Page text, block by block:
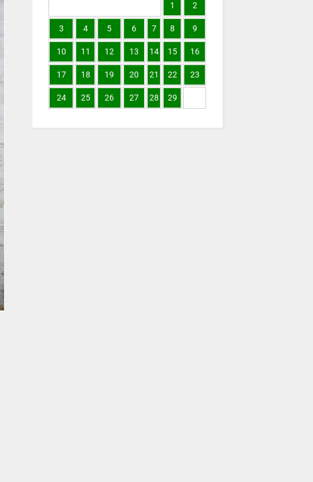
1 2
3 4 5 6 7 8 9
10 11 12 13 14 15 16
17 18 19 20 21 22 23
24 25 26 27 28 29